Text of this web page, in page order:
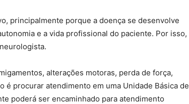
principalmente porque a doença se desenvolve
e a vida profissional do paciente. Por isso,
alterações motoras, perda de força,
procurar atendimento em uma Unidade Básica de
poderá ser encaminhado para atendimento